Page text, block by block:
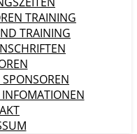
TRAINING
TRAINING